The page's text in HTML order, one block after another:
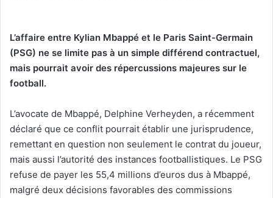
L’affaire entre Kylian Mbappé et le Paris Saint-Germain
(PSG) ne se limite pas à un simple différend contractuel,
mais pourrait avoir des répercussions majeures sur le
football.
L’avocate de Mbappé, Delphine Verheyden, a récemment
déclaré que ce conflit pourrait établir une jurisprudence,
remettant en question non seulement le contrat du joueur,
mais aussi l’autorité des instances footballistiques. Le PSG
refuse de payer les 55,4 millions d’euros dus à Mbappé,
malgré deux décisions favorables des commissions